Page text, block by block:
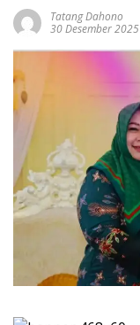
Tatang Dahono
30 Desember 2025